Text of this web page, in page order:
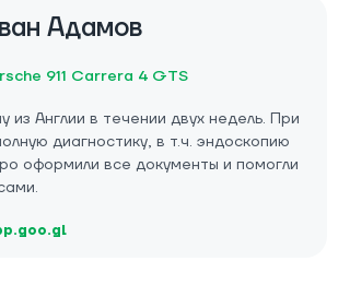
Адамов
911 Carrera 4 GTS
из Англии в течении двух недель. При
диагностику, в т.ч. эндоскопию
оформили все документы и помогли